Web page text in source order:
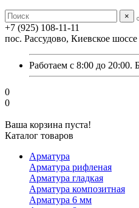
×
+7 (925) 108-11-11
пос. Рассудово, Киевское
Работаем с 8:00 до 20:00.
0
0
Ваша корзина пуста!
Каталог товаров
Арматура
Арматура рифленая
Арматура гладкая
Арматура композитная
Арматура 6 мм